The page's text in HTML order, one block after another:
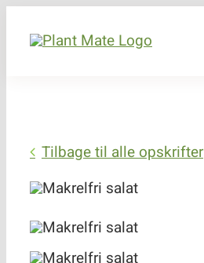
Tilbage til alle opskrifter